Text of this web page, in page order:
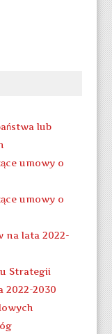
lub
umowy o
umowy o
na lata 2022-
Strategii
2022-2030